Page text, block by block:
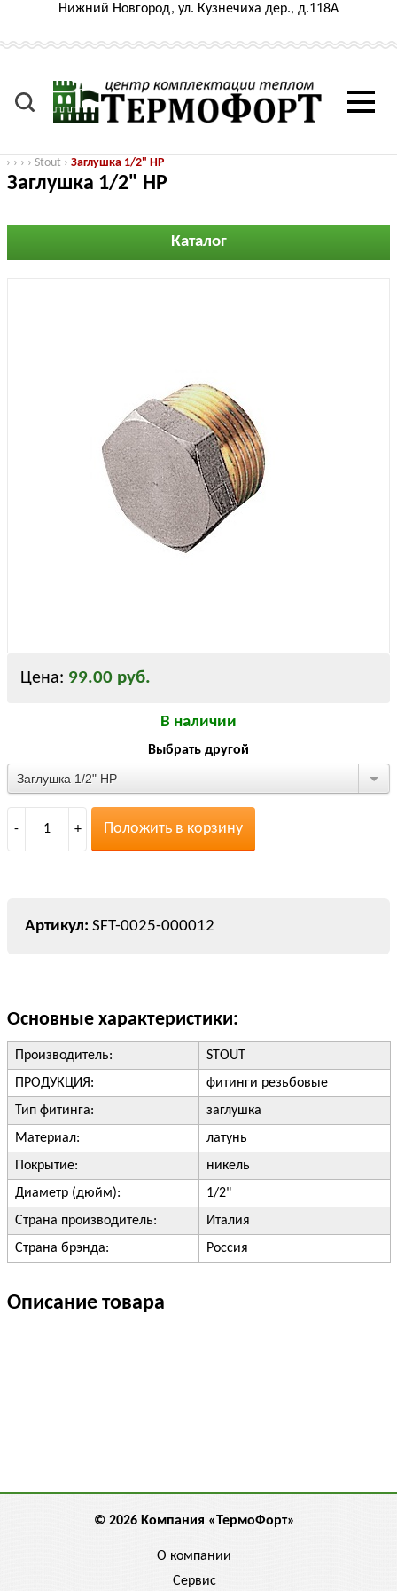
Нижний Новгород, ул. Кузнечиха дер., д.118А
› › › › Stout › Заглушка 1/2" НР
Заглушка 1/2" НР
Каталог
Цена: 99.00 руб.
В наличии
Выбрать другой
Заглушка 1/2" НР
- 1 + Положить в корзину
SFT-0025-000012
Основные характеристики:
Производитель:
STOUT
ПРОДУКЦИЯ:
фитинги резьбовые
Тип фитинга:
заглушка
Материал:
латунь
Покрытие:
никель
Диаметр (дюйм):
1/2"
Страна производитель:
Италия
Страна брэнда:
Россия
Описание товара
© 2026 Компания «ТермоФорт»
О компании
Сервис